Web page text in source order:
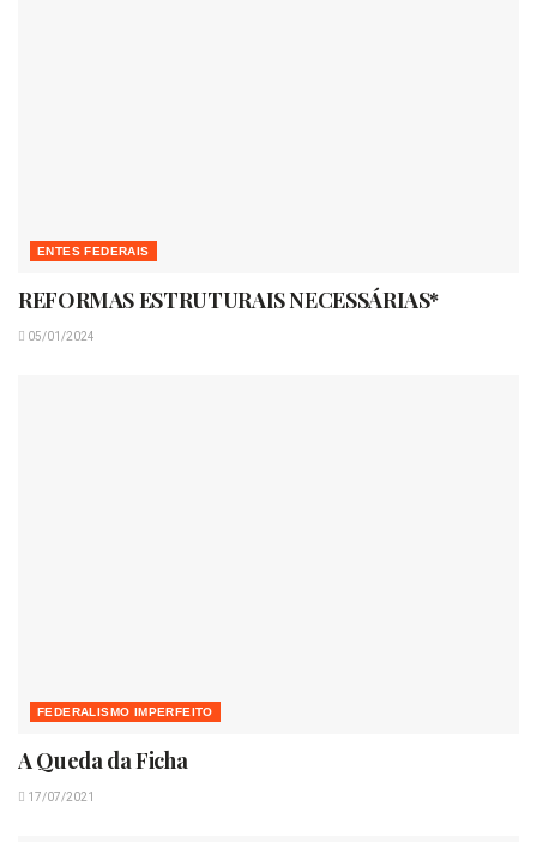
ENTES FEDERAIS
REFORMAS ESTRUTURAIS NECESSÁRIAS*
05/01/2024
FEDERALISMO IMPERFEITO
A Queda da Ficha
17/07/2021